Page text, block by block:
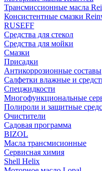
Трансмиссионные масла
Консистентные смазки
RUSEFF
Средства для стекол
Средства для мойки
Смазки
Присадки
Антикоррозионные составы
Салфетки влажные и
Спецжидкости
Многофункциональные
Полироли и защитные
Очистители
Садовая программа
BIZOL
Масла трансмисионные
Сервисная химия
Shell Helix